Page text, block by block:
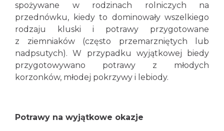
spożywane w rodzinach rolniczych na
przednówku, kiedy to dominowały wszelkiego
rodzaju kluski i potrawy przygotowane
z ziemniaków (często przemarzniętych lub
nadpsutych). W przypadku wyjątkowej biedy
przygotowywano potrawy z młodych
korzonków, młodej pokrzywy i lebiody.
Potrawy na wyjątkowe okazje